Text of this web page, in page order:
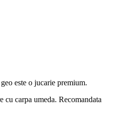
este o jucarie premium.
cu carpa umeda. Recomandata